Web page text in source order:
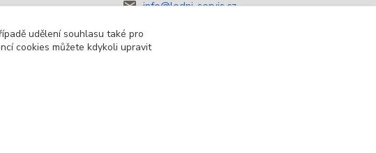
info@lodni-servis.cz
udělení souhlasu také pro
cookies můžete kdykoli upravit